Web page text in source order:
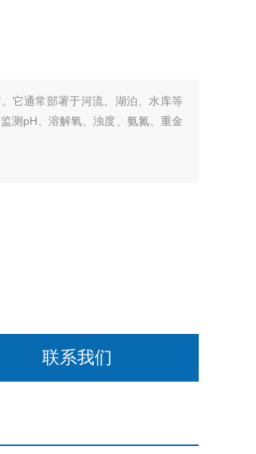
它通常部署于河流、湖泊、水库等
测pH、溶解氧、浊度、氨氮、重金
联系我们